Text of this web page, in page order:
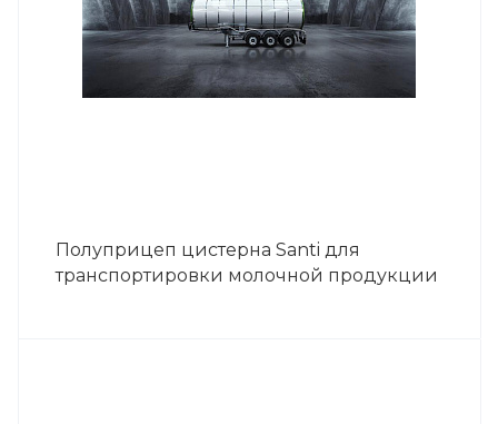
Полуприцеп цистерна Santi для
транспортировки молочной продукции